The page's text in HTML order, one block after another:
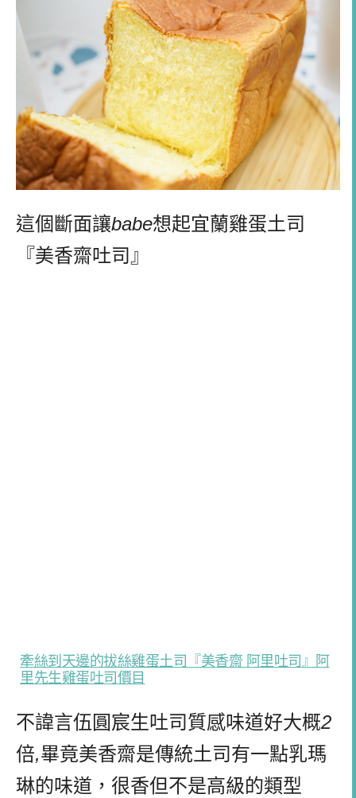
這個斷面讓babe想起宜蘭雞蛋土司
『美香齋吐司』
牽絲到天邊的拔絲雞蛋土司『美香齋 阿里吐司』阿
里先生雞蛋吐司價目
不諱言伍圓宸生吐司質感味道好大概2
倍,畢竟美香齋是傳統土司有一點乳瑪
琳的味道，很香但不是高級的類型